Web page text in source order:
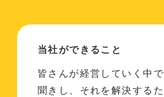
当社ができること
皆さんが経営していく中
聞きし、それを解決する